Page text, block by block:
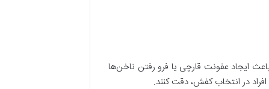
ایجاد عفونت قارچی یا فرو رفتن ناخن‌ها
در انتخاب کفش، دقت کنند.